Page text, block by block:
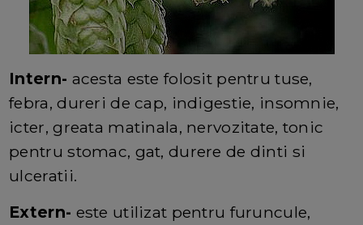
Intern- acesta este folosit pentru tuse,
febra, dureri de cap, indigestie, insomnie,
icter, greata matinala, nervozitate, tonic
pentru stomac, gat, durere de dinti si
ulceratii.
Extern- este utilizat pentru furuncule,